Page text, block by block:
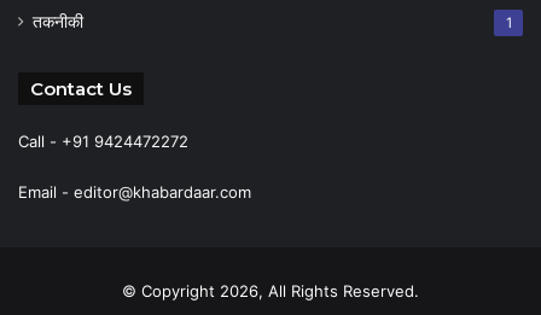
तकनीकी 1
Contact Us
Call - +91 9424472272
Email - editor@khabardaar.com
© Copyright 2026, All Rights Reserved.